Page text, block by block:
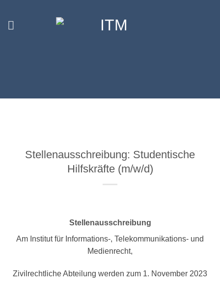
springen
Stellenausschreibung: Studentische
Hilfskräfte (m/w/d)
Stellenausschreibung
Am Institut für Informations-, Telekommunikations- und
Medienrecht,
Zivilrechtliche Abteilung werden zum 1. November 2023